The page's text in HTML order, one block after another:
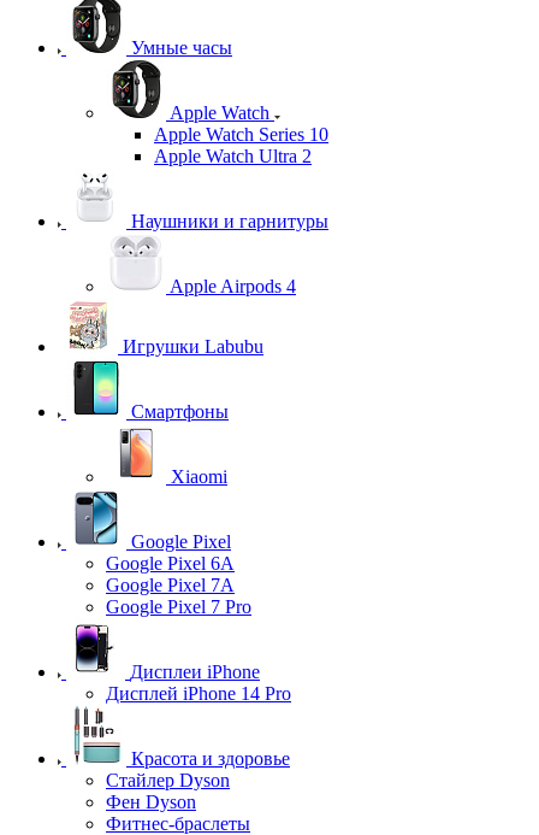
Умные часы
Apple Watch
Apple Watch Series 10
Apple Watch Ultra 2
Наушники и гарнитуры
Apple Airpods 4
Игрушки Labubu
Смартфоны
Xiaomi
Google Pixel
Google Pixel 6A
Google Pixel 7А
Google Pixel 7 Pro
Дисплеи iPhone
Дисплей iPhone 14 Pro
Красота и здоровье
Стайлер Dyson
Фен Dyson
Фитнес-браслеты